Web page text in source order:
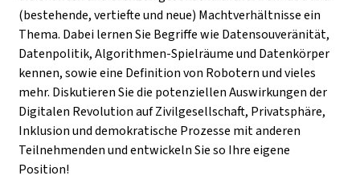
(bestehende, vertiefte und neue) Machtverhältnisse ein
Thema. Dabei lernen Sie Begriffe wie Datensouveränität,
Datenpolitik, Algorithmen-Spielräume und Datenkörper
kennen, sowie eine Definition von Robotern und vieles
mehr. Diskutieren Sie die potenziellen Auswirkungen der
Digitalen Revolution auf Zivilgesellschaft, Privatsphäre,
Inklusion und demokratische Prozesse mit anderen
Teilnehmenden und entwickeln Sie so Ihre eigene
Position!